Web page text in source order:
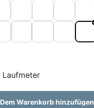
Laufmeter
Dem Warenkorb hinzufügen